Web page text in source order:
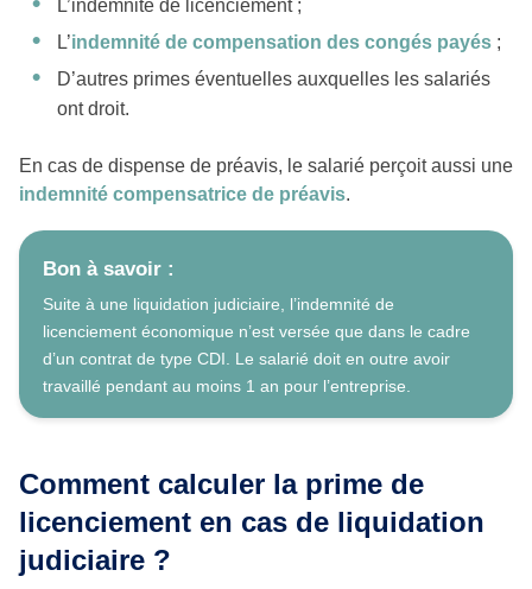
L’indemnité de licenciement ;
L’indemnité de compensation des congés payés ;
D’autres primes éventuelles auxquelles les salariés
ont droit.
En cas de dispense de préavis, le salarié perçoit aussi une
indemnité compensatrice de préavis.
Bon à savoir :
Suite à une liquidation judiciaire, l’indemnité de
licenciement économique n’est versée que dans le cadre
d’un contrat de type CDI. Le salarié doit en outre avoir
travaillé pendant au moins 1 an pour l’entreprise.
Comment calculer la prime de
licenciement en cas de liquidation
judiciaire ?